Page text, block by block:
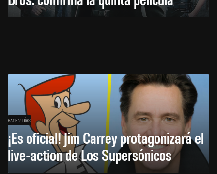
HACE 2 DÍAS
¡Es oficial! Jim Carrey protagonizará el
live-action de Los Supersónicos